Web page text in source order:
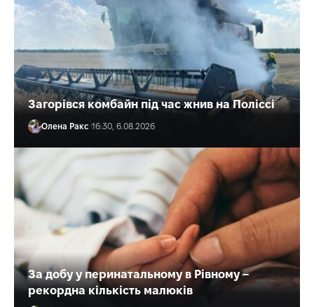
Загорівся комбайн під час жнив на Поліссі
Олена Ракс 16:30, 6.08.2026
За добу у перинатальному в Рівному –
рекордна кількість малюків